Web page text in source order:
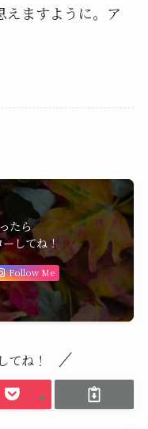
えますように。ア
たら
してね！
Follow Me
てね！